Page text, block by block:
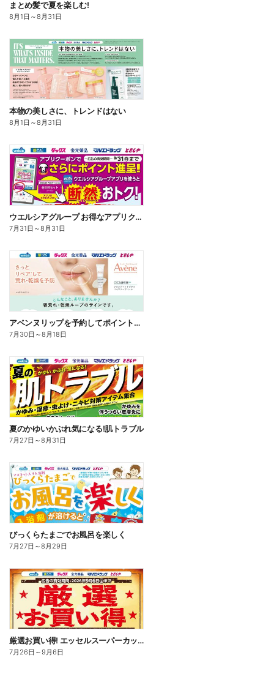
まとめ髪で夏を楽しむ!
8月1日 ～8月31日
本物の美しさに、トレンドはない
8月1日 ～8月31日
ウエルシアグループ お得なアプリクーポン
7月31日 ～8月31日
アベンヌリップを予約してポイントゲット!
7月30日 ～8月18日
夏のかゆいかぶれ気になる!肌トラブル
7月27日 ～8月31日
びっくらたまごでお風呂を楽しく
7月27日 ～8月29日
厳選お買い得! エッセルスーパーカップ
7月26日 ～9月6日